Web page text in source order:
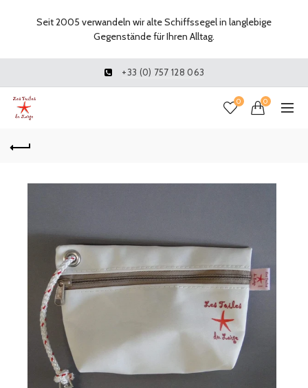
+33 (0) 757 128 063
0 0
Seit 2005 verwandeln wir alte Schiffssegel in langlebige
Gegenstände für Ihren Alltag.